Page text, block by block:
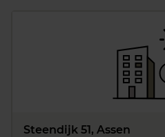
Steendijk 51, Assen